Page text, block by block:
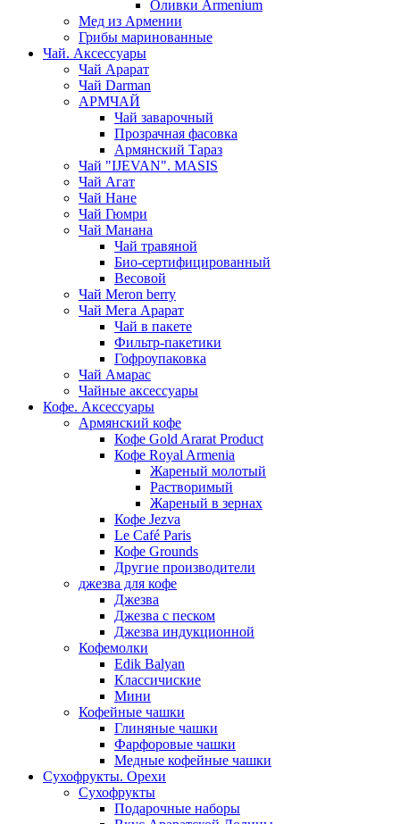
Оливки Armenium
Мед из Армении
Грибы маринованные
Чай. Аксессуары
Чай Арарат
Чай Darman
АРМЧАЙ
Чай заварочный
Прозрачная фасовка
Армянский Тараз
Чай "IJEVAN". MASIS
Чай Агат
Чай Нане
Чай Гюмри
Чай Манана
Чай травяной
Био-сертифицированный
Весовой
Чай Meron berry
Чай Мега Арарат
Чай в пакете
Фильтр-пакетики
Гофроупаковка
Чай Амарас
Чайные аксессуары
Кофе. Аксессуары
Армянский кофе
Кофе Gold Ararat Product
Кофе Royal Armenia
Жареный молотый
Растворимый
Жареный в зернах
Кофе Jezva
Le Café Paris
Кофе Grounds
Другие производители
джезва для кофе
Джезва
Джезва с песком
Джезва индукционной
Кофемолки
Edik Balyan
Классичиские
Мини
Кофейные чашки
Глиняные чашки
Фарфоровые чашки
Медные кофейные чашки
Сухофрукты. Орехи
Сухофрукты
Подарочные наборы